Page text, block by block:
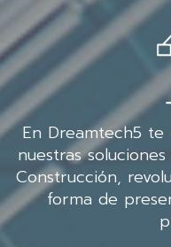
En Dreamtech5
nuestras
Construcción,
forma de